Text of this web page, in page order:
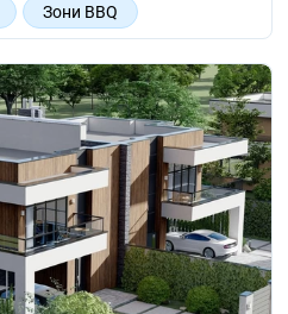
Зони BBQ
Поруч сосновий ліс